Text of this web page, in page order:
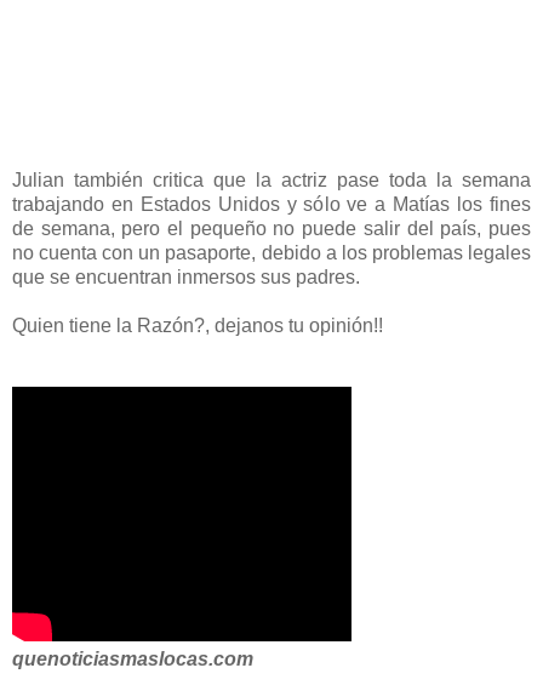
Julian también critica que la actriz pase toda la semana
trabajando en Estados Unidos y sólo ve a Matías los fines
de semana, pero el pequeño no puede salir del país, pues
no cuenta con un pasaporte, debido a los problemas legales
que se encuentran inmersos sus padres.
Quien tiene la Razón?, dejanos tu opinión!!
quenoticiasmaslocas.com